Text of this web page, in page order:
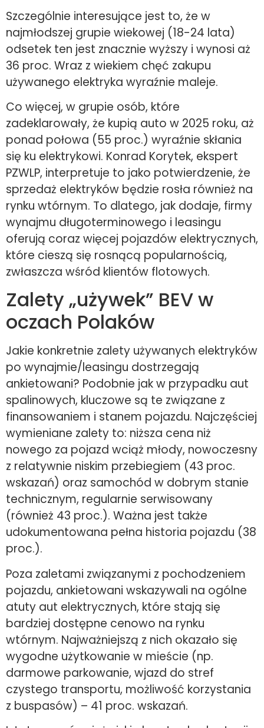
Szczególnie interesujące jest to, że w
najmłodszej grupie wiekowej (18-24 lata)
odsetek ten jest znacznie wyższy i wynosi aż
36 proc. Wraz z wiekiem chęć zakupu
używanego elektryka wyraźnie maleje.
Co więcej, w grupie osób, które
zadeklarowały, że kupią auto w 2025 roku, aż
ponad połowa (55 proc.) wyraźnie skłania
się ku elektrykowi. Konrad Korytek, ekspert
PZWLP, interpretuje to jako potwierdzenie, że
sprzedaż elektryków będzie rosła również na
rynku wtórnym. To dlatego, jak dodaje, firmy
wynajmu długoterminowego i leasingu
oferują coraz więcej pojazdów elektrycznych,
które cieszą się rosnącą popularnością,
zwłaszcza wśród klientów flotowych.
Zalety „używek” BEV w
oczach Polaków
Jakie konkretnie zalety używanych elektryków
po wynajmie/leasingu dostrzegają
ankietowani? Podobnie jak w przypadku aut
spalinowych, kluczowe są te związane z
finansowaniem i stanem pojazdu. Najczęściej
wymieniane zalety to: niższa cena niż
nowego za pojazd wciąż młody, nowoczesny
z relatywnie niskim przebiegiem (43 proc.
wskazań) oraz samochód w dobrym stanie
technicznym, regularnie serwisowany
(również 43 proc.). Ważna jest także
udokumentowana pełna historia pojazdu (38
proc.).
Poza zaletami związanymi z pochodzeniem
pojazdu, ankietowani wskazywali na ogólne
atuty aut elektrycznych, które stają się
bardziej dostępne cenowo na rynku
wtórnym. Najważniejszą z nich okazało się
wygodne użytkowanie w mieście (np.
darmowe parkowanie, wjazd do stref
czystego transportu, możliwość korzystania
z buspasów) – 41 proc. wskazań.